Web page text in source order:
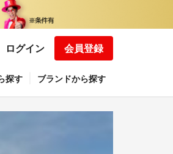
ログイン 会員登録
探す ブランドから探す